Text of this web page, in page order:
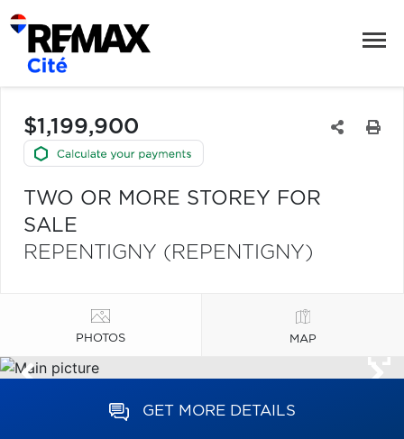
$1,199,900
TWO OR MORE STOREY FOR
SALE
REPENTIGNY (REPENTIGNY)
PHOTOS MAP
GET MORE DETAILS